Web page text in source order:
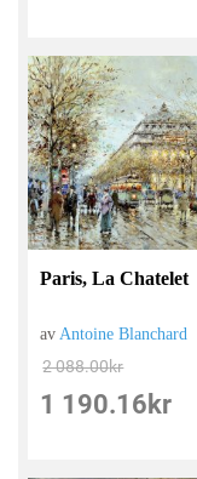
Paris, La Chatelet
av Antoine Blanchard
2 088.00kr
1 190.16 kr